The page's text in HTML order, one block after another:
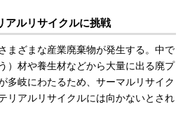
アルリサイクルに挑戦
まざまな産業廃棄物が発生する。中で
）材や養生材などから大量に出る廃プ
多岐にわたるため、サーマルリサイク
リアルリサイクルには向かないとされ